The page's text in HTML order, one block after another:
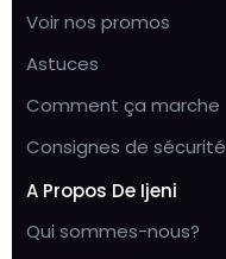
Voir nos promos
Astuces
Comment ça marche
Consignes de sécurité
A Propos De Ijeni
Qui sommes-nous?